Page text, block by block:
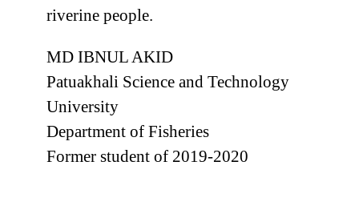
riverine people.
MD IBNUL AKID
Patuakhali Science and Technology
University
Department of Fisheries
Former student of 2019-2020